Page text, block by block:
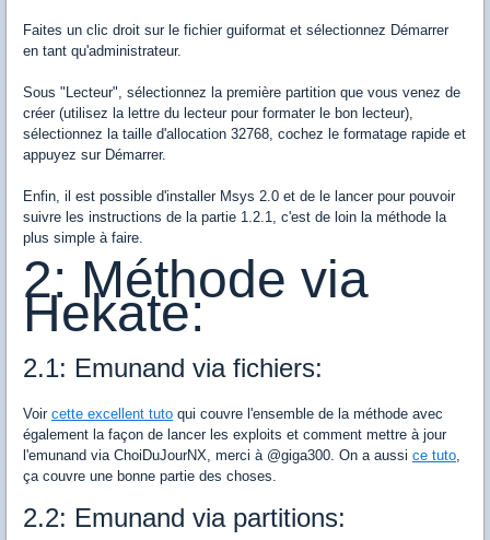
Faites un clic droit sur le fichier guiformat et sélectionnez Démarrer
en tant qu'administrateur.
Sous "Lecteur", sélectionnez la première partition que vous venez de
créer (utilisez la lettre du lecteur pour formater le bon lecteur),
sélectionnez la taille d'allocation 32768, cochez le formatage rapide et
appuyez sur Démarrer.
Enfin, il est possible d'installer Msys 2.0 et de le lancer pour pouvoir
suivre les instructions de la partie 1.2.1, c'est de loin la méthode la
plus simple à faire.
2: Méthode via
Hekate:
2.1: Emunand via fichiers:
Voir cette excellent tuto qui couvre l'ensemble de la méthode avec
également la façon de lancer les exploits et comment mettre à jour
l'emunand via ChoiDuJourNX, merci à @giga300. On a aussi ce tuto,
ça couvre une bonne partie des choses.
2.2: Emunand via partitions: